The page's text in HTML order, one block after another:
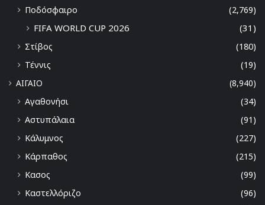
Ποδόσφαιρο
(2,769)
FIFA WORLD CUP 2026 (31)
Στίβος
(180)
Τέννις
(19)
ΑΙΓΑΙΟ
(8,940)
Αγαθονήσι
(34)
Αστυπάλαια
(91)
Κάλυμνος
(227)
Κάρπαθος
(215)
Κασος
(99)
Καστελλόριζο
(96)